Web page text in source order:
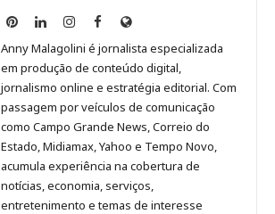
Anny
Malagolini
no
Pinterest
Anny
Malagolini
no
LinkedIn
Anny
Malagolini
no
Instagram
Anny
Malagolini
no
Facebook
Site
de
Anny
Malagolini
Anny Malagolini é jornalista especializada
em produção de conteúdo digital,
jornalismo online e estratégia editorial. Com
passagem por veículos de comunicação
como Campo Grande News, Correio do
Estado, Midiamax, Yahoo e Tempo Novo,
acumula experiência na cobertura de
notícias, economia, serviços,
entretenimento e temas de interesse